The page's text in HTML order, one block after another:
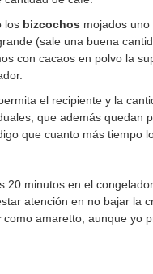
los bizcochos mojados
(sale una buena
con cacaos en polvo la
el recipiente y la
que además quedan
que cuanto más tiempo
minutos en el
atención en no bajar la
como amaretto, aunque yo